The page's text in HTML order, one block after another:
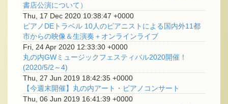
書店公演について）
Thu, 17 Dec 2020 10:38:47 +0000
ピアノDEトラベル 10人のピアニストによる国内外11都
市からの映像＆生演奏＋オンラインライブ
Fri, 24 Apr 2020 12:33:30 +0000
丸の内GWミュージックフェスティバル2020開催！
(2020/5/2～4)
Thu, 27 Jun 2019 18:42:35 +0000
【今週末開催】丸の内アート・ピアノコンサート
Thu, 06 Jun 2019 16:41:39 +0000